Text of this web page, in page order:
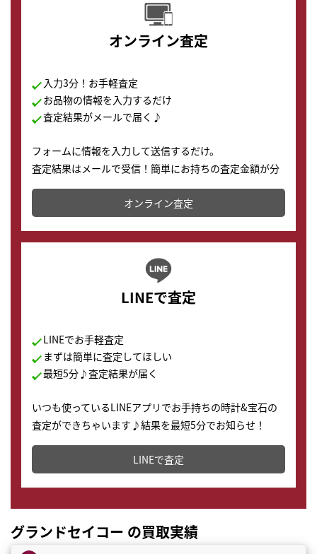
オンライン査定
入力3分！お手軽査定
お品物の情報を入力するだけ
査定結果がメールで届く♪
フォームに情報を入力して送信するだけ。
査定結果はメールで受信！簡単にお持ちの査定金額が分
かります。
オンライン査定
LINEで査定
LINEでお手軽査定
まずは簡単に査定してほしい
最短5分♪査定結果が届く
いつも使っているLINEアプリでお手持ちの時計&宝石の
査定ができちゃいます♪結果を最短5分でお知らせ！
どこからでもすぐに査定金額を知ることが出来ます。
LINEで査定
グランドセイコー の買取実績